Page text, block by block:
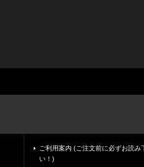
ご利用案内 (ご注文前に必ずお読み
い！)